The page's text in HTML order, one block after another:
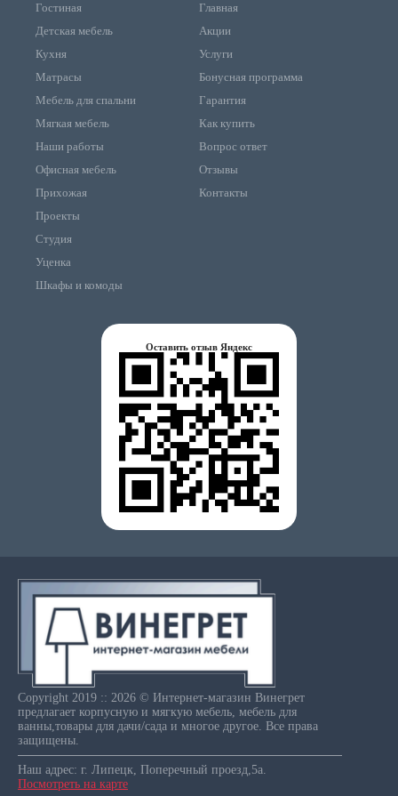
Гостиная
Детская мебель
Кухня
Матрасы
Мебель для спальни
Мягкая мебель
Наши работы
Офисная мебель
Прихожая
Проекты
Студия
Уценка
Шкафы и комоды
Главная
Акции
Услуги
Бонусная программа
Гарантия
Как купить
Вопрос ответ
Отзывы
Контакты
Оставить отзыв Яндекс
Copyright 2019 :: 2026 © Интернет-магазин Винегрет
предлагает корпусную и мягкую мебель, мебель для
ванны,товары для дачи/сада и многое другое. Все права
защищены.
Наш адрес: г. Липецк, Поперечный проезд,5а.
Посмотреть на карте